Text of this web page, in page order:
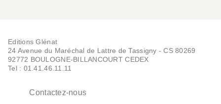
Editions Glénat
24 Avenue du Maréchal de Lattre de Tassigny - CS 80269
92772 BOULOGNE-BILLANCOURT CEDEX
Tel : 01.41.46.11.11
Contactez-nous